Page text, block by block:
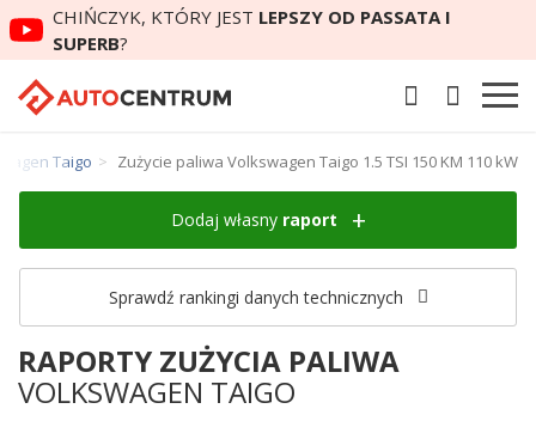
CHIŃCZYK, KTÓRY JEST LEPSZY OD PASSATA I
SUPERB?
Taigo Zużycie paliwa Volkswagen Taigo 1.5 TSI 150 KM 110 kW
Dodaj własny raport
Sprawdź rankingi danych technicznych
RAPORTY ZUŻYCIA PALIWA
VOLKSWAGEN TAIGO